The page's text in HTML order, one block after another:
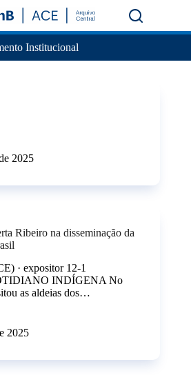
Institucional
2025
Ribeiro na disseminação da
· expositor 12-1
INDÍGENA No
as aldeias dos…
2025